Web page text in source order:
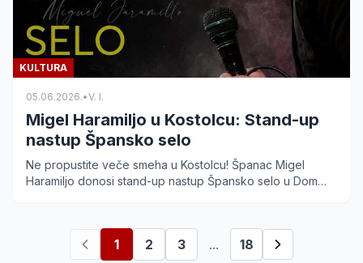
KULTURA
05.06.2026.•V. I.
Migel Haramiljo u Kostolcu: Stand-up
nastup Špansko selo
Ne propustite veče smeha u Kostolcu! Španac Migel
Haramiljo donosi stand-up nastup Špansko selo u Dom
1 2 3 ... 18